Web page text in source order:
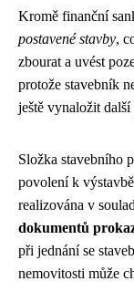
Kromě finanční
postavené stavby,
zbourat a uvést
protože stavebník
ještě vynaložit
Složka stavebního
povolení k
realizována v
dokumentů
při jednání se
nemovitosti může